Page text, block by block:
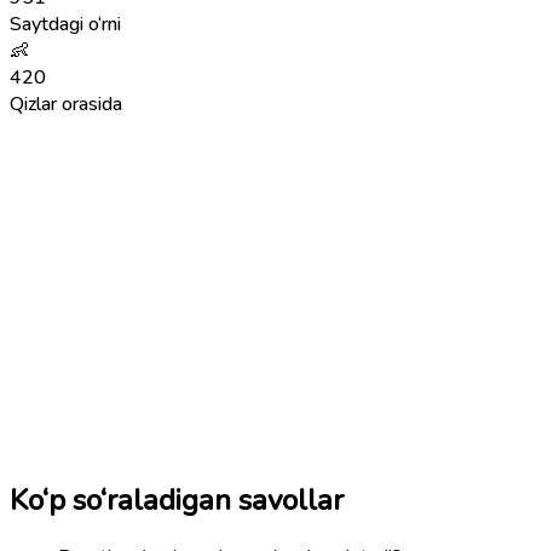
Saytdagi o‘rni
👶
420
Qizlar orasida
Ko‘p so‘raladigan savollar